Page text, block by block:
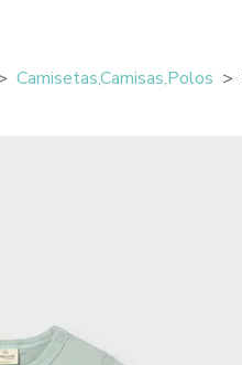
Camisetas,camisas,polos